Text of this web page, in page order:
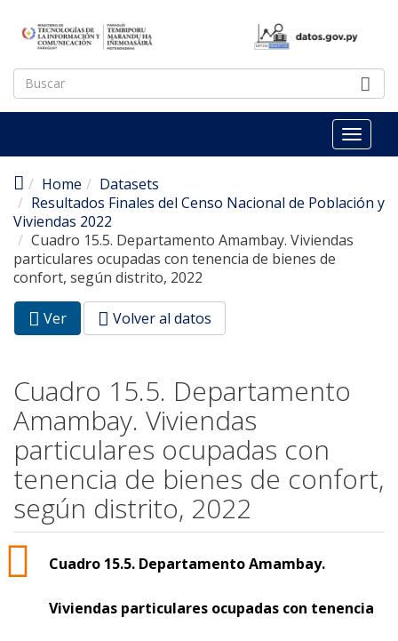
Toggle
Home
Datasets
Resultados Finales del Censo Nacional de Población y
Viviendas 2022
Cuadro 15.5. Departamento Amambay. Viviendas
particulares ocupadas con tenencia de bienes de
confort, según distrito, 2022
Solapas principales
Ver (pestaña
activa)
Volver al datos
Cuadro 15.5. Departamento
Amambay. Viviendas
particulares ocupadas con
tenencia de bienes de confort,
según distrito, 2022
Cuadro 15.5. Departamento Amambay.
Viviendas particulares ocupadas con tenencia